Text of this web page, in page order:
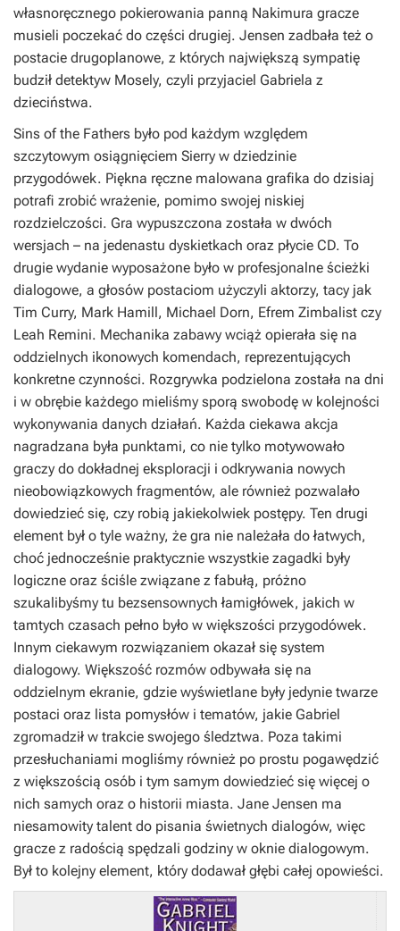
własnoręcznego pokierowania panną Nakimura gracze
musieli poczekać do części drugiej. Jensen zadbała też o
postacie drugoplanowe, z których największą sympatię
budził detektyw Mosely, czyli przyjaciel Gabriela z
dzieciństwa.
Sins of the Fathers było pod każdym względem
szczytowym osiągnięciem Sierry w dziedzinie
przygodówek. Piękna ręczne malowana grafika do dzisiaj
potrafi zrobić wrażenie, pomimo swojej niskiej
rozdzielczości. Gra wypuszczona została w dwóch
wersjach – na jedenastu dyskietkach oraz płycie CD. To
drugie wydanie wyposażone było w profesjonalne ścieżki
dialogowe, a głosów postaciom użyczyli aktorzy, tacy jak
Tim Curry, Mark Hamill, Michael Dorn, Efrem Zimbalist czy
Leah Remini. Mechanika zabawy wciąż opierała się na
oddzielnych ikonowych komendach, reprezentujących
konkretne czynności. Rozgrywka podzielona została na dni
i w obrębie każdego mieliśmy sporą swobodę w kolejności
wykonywania danych działań. Każda ciekawa akcja
nagradzana była punktami, co nie tylko motywowało
graczy do dokładnej eksploracji i odkrywania nowych
nieobowiązkowych fragmentów, ale również pozwalało
dowiedzieć się, czy robią jakiekolwiek postępy. Ten drugi
element był o tyle ważny, że gra nie należała do łatwych,
choć jednocześnie praktycznie wszystkie zagadki były
logiczne oraz ściśle związane z fabułą, próżno
szukalibyśmy tu bezsensownych łamigłówek, jakich w
tamtych czasach pełno było w większości przygodówek.
Innym ciekawym rozwiązaniem okazał się system
dialogowy. Większość rozmów odbywała się na
oddzielnym ekranie, gdzie wyświetlane były jedynie twarze
postaci oraz lista pomysłów i tematów, jakie Gabriel
zgromadził w trakcie swojego śledztwa. Poza takimi
przesłuchaniami mogliśmy również po prostu pogawędzić
z większością osób i tym samym dowiedzieć się więcej o
nich samych oraz o historii miasta. Jane Jensen ma
niesamowity talent do pisania świetnych dialogów, więc
gracze z radością spędzali godziny w oknie dialogowym.
Był to kolejny element, który dodawał głębi całej opowieści.